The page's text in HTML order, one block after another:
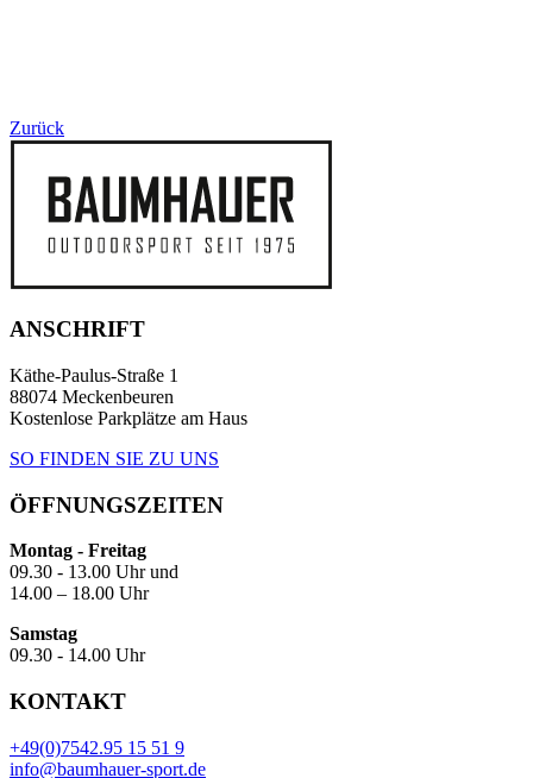
Zurück
ANSCHRIFT
Käthe-Paulus-Straße 1
88074 Meckenbeuren
Kostenlose Parkplätze am Haus
SO FINDEN SIE ZU UNS
ÖFFNUNGSZEITEN
Montag - Freitag
09.30 - 13.00 Uhr und
14.00 – 18.00 Uhr
Samstag
09.30 - 14.00 Uhr
KONTAKT
+49(0)7542.95 15 51 9
info@baumhauer-sport.de